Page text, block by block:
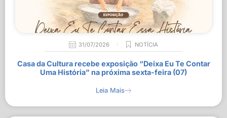
31/07/2026 NOTÍCIA
Casa da Cultura recebe exposição “Deixa Eu Te Contar
Uma História” na próxima sexta-feira (07)
Leia Mais